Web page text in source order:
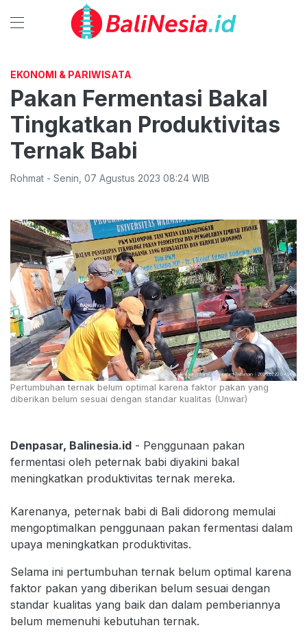
EKONOMI & PARIWISATA
Pakan Fermentasi Bakal
Tingkatkan Produktivitas
Ternak Babi
Rohmat - Senin 07 Agustus 2023 08:24 WIB
Pertumbuhan ternak belum optimal karena faktor pakan yang
diberikan belum sesuai dengan standar kualitas (Unwar)
Denpasar, Balinesia.id - Penggunaan pakan
fermentasi oleh peternak babi diyakini bakal
meningkatkan produktivitas ternak mereka.
Karenanya, peternak babi di Bali didorong memulai
mengoptimalkan penggunaan pakan fermentasi dalam
upaya meningkatkan produktivitas.
Selama ini pertumbuhan ternak belum optimal karena
faktor pakan yang diberikan belum sesuai dengan
standar kualitas yang baik dan dalam pemberiannya
belum memenuhi kebutuhan ternak.